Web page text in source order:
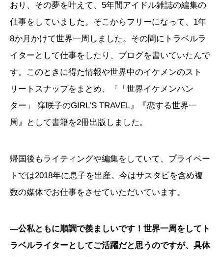
おり、その夢を叶えて、5年間アイドル雑誌の編集の
仕事をしていました。そこからフリーになって、1年
8か月かけて世界一周しました。その間にトラベルラ
イターとして仕事をしたり、ブログを書いていたんで
す。このときに得た情報や世界中のイケメンのスト
リートスナップをまとめ、『「世界イケメンハン
ター」 窪咲子のGIRL’S TRAVEL』『恋する世界一
周』として書籍を2冊出版しました。
帰国後もライティングや編集をしていて、プライベー
トでは2018年に息子を出産。今はサスタビを含め複
数の媒体でお仕事をさせていただいています。
―公私ともに順調で羨ましいです！世界一周をしてト
ラベルライターとしてご活躍だと思うのですが、具体